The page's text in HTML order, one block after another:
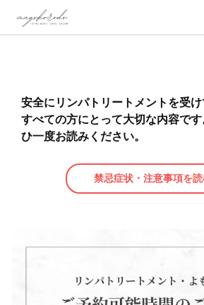
安全にリンパトリートメントを受け
すべての方にとって大切な内容で
ひ一度お読みください。
禁忌症状・注意事項を